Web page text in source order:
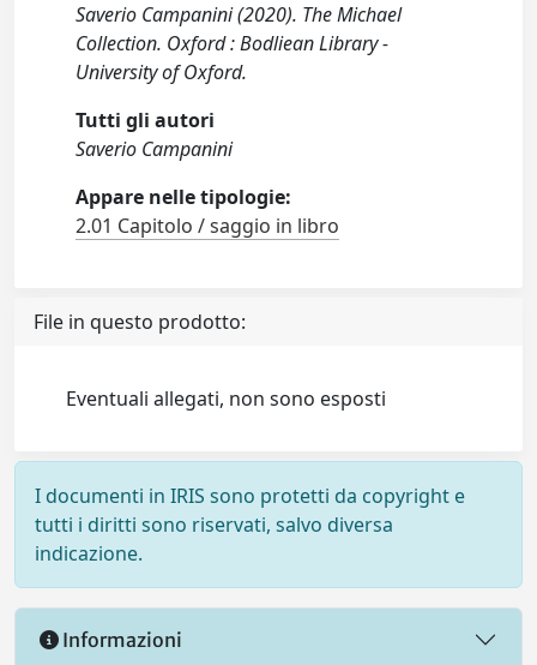
Saverio Campanini (2020). The Michael
Collection. Oxford : Bodliean Library -
University of Oxford.
Tutti gli autori
Saverio Campanini
Appare nelle tipologie:
2.01 Capitolo / saggio in libro
File in questo prodotto:
Eventuali allegati, non sono esposti
I documenti in IRIS sono protetti da copyright e
tutti i diritti sono riservati, salvo diversa
indicazione.
Informazioni